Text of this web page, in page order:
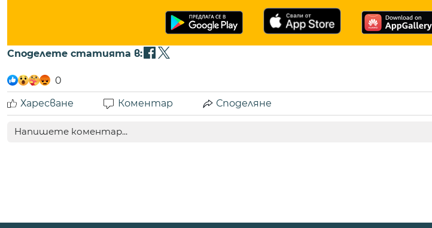
Споделете статията в:
0
Харесване
Коментар Споделяне